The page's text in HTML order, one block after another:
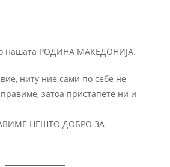
нашата РОДИНА МАКЕДОНИЈА.
ниту ние сами по себе не
затоа пристапете ни и
НЕШТО ДОБРО ЗА